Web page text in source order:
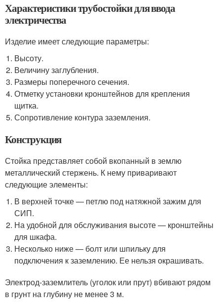
Характеристики трубостойки для ввода
электричества
Изделие имеет следующие параметры:
Высоту.
Величину заглубления.
Размеры поперечного сечения.
Отметку установки кронштейнов для крепления
щитка.
Сопротивление контура заземления.
Конструкция
Стойка представляет собой вкопанный в землю
металлический стержень. К нему приваривают
следующие элементы:
В верхней точке — петлю под натяжной зажим для
СИП.
На удобной для обслуживания высоте — кронштейны
для шкафа.
Несколько ниже — болт или шпильку для
подключения к заземлению. Ее нельзя окрашивать.
Электрод-заземлитель (уголок или прут) вбивают рядом
в грунт на глубину не менее 3 м.